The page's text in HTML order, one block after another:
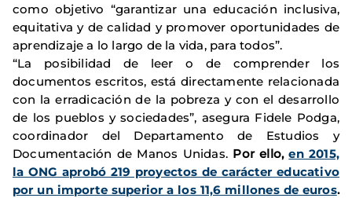
como objetivo “garantizar una educación inclusiva,
equitativa y de calidad y promover oportunidades de
aprendizaje a lo largo de la vida, para todos”.
“La posibilidad de leer o de comprender los
documentos escritos, está directamente relacionada
con la erradicación de la pobreza y con el desarrollo
de los pueblos y sociedades”, asegura Fidele Podga,
coordinador del Departamento de Estudios y
Documentación de Manos Unidas. Por ello,en 2015,
la ONG aprobó 219 proyectos de carácter educativo
por un importe superior a los 11,6 millones de euros.